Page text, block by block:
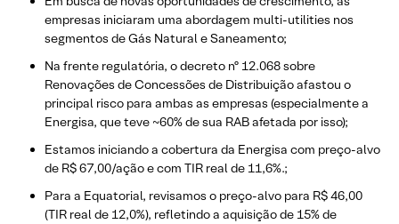
empresas iniciaram uma abordagem multi-utilities nos
segmentos de Gás Natural e Saneamento;
Na frente regulatória, o decreto nº 12.068 sobre
Renovações de Concessões de Distribuição afastou o
principal risco para ambas as empresas (especialmente a
Energisa, que teve ~60% de sua RAB afetada por isso);
Estamos iniciando a cobertura da Energisa com preço-alvo
de R$ 67,00/ação e com TIR real de 11,6%.;
Para a Equatorial, revisamos o preço-alvo para R$ 46,00
(TIR real de 12,0%), refletindo a aquisição de 15% de